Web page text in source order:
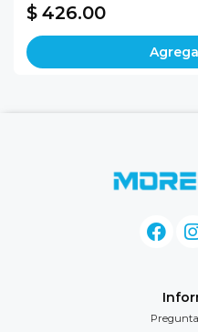
$ 426.00